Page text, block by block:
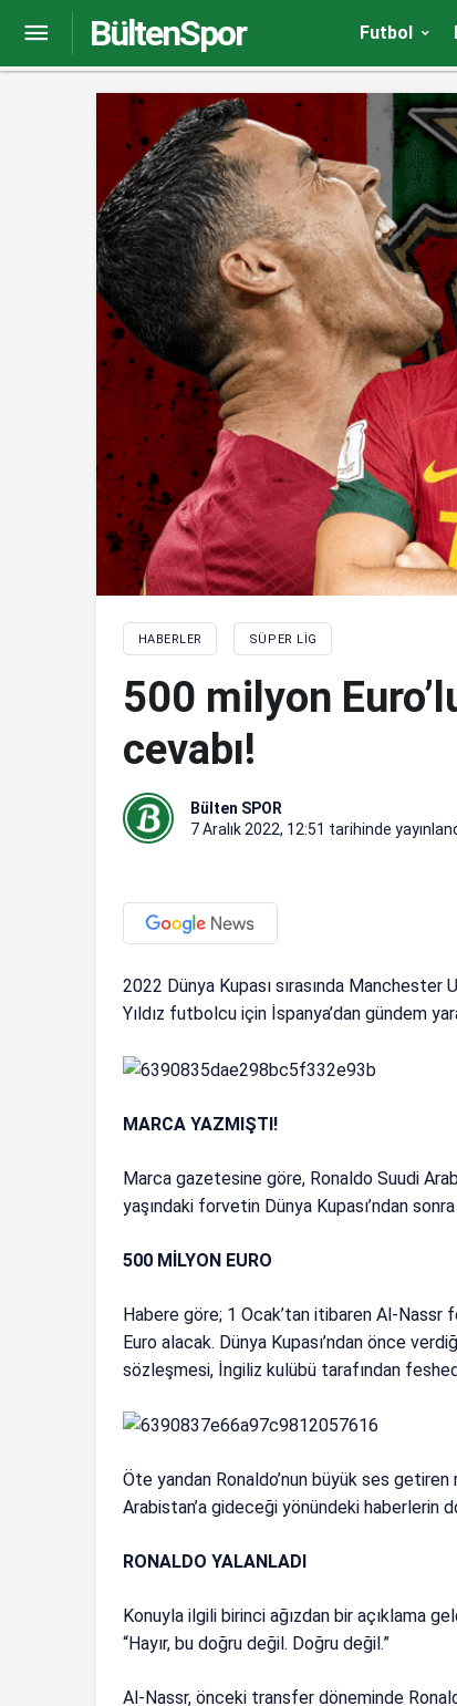
BültenSpor Futbol
HABERLER SÜPER LIG
500 milyon
cevabı!
Bülten SPOR
7 Aralık 2022, 12:51 tarihinde
2022 Dünya Kupası sırasında Manchester
Yıldız futbolcu için İspanya’dan gündem
MARCA YAZMIŞTI!
Marca gazetesine göre, Ronaldo Suudi
yaşındaki forvetin Dünya Kupası’ndan
500 MİLYON EURO
Habere göre; 1 Ocak’tan itibaren Al-Nassr
Euro alacak. Dünya Kupası’ndan önce
sözleşmesi, İngiliz kulübü tarafından
Öte yandan Ronaldo’nun büyük ses
Arabistan’a gideceği yönündeki haberlerin
RONALDO YALANLADI
Konuyla ilgili birinci ağızdan bir açıklama
“Hayır, bu doğru değil. Doğru değil.”
Al-Nassr, önceki transfer döneminde
Burak Yılmaz transfer için son kararını